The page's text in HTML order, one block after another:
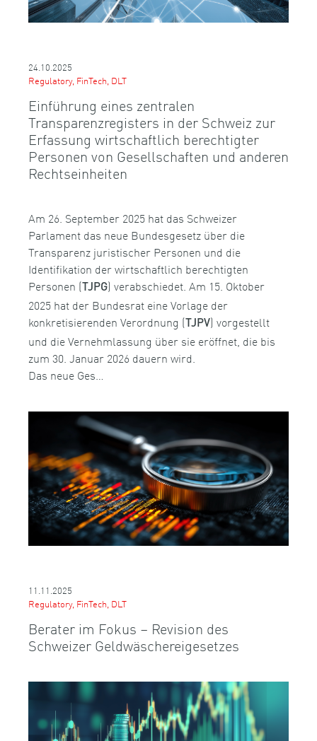
24.10.2025
Regulatory, FinTech, DLT
Einführung eines zentralen
Transparenzregisters in der Schweiz zur
Erfassung wirtschaftlich berechtigter
Personen von Gesellschaften und anderen
Rechtseinheiten
Am 26. September 2025 hat das Schweizer
Parlament das neue Bundesgesetz über die
Transparenz juristischer Personen und die
Identifikation der wirtschaftlich berechtigten
Personen ( TJPG) verabschiedet. Am 15. Oktober
2025 hat der Bundesrat eine Vorlage der
konkretisierenden Verordnung ( TJPV) vorgestellt
und die Vernehmlassung über sie eröffnet, die bis
zum 30. Januar 2026 dauern wird.
Das neue Ges…
11.11.2025
Regulatory, FinTech, DLT
Berater im Fokus – Revision des
Schweizer Geldwäschereigesetzes